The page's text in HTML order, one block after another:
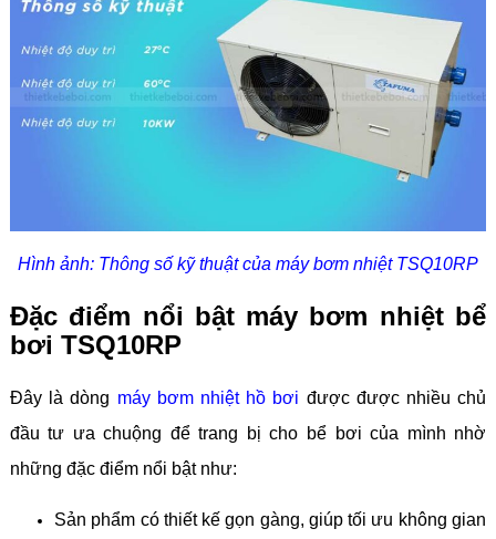
Hình ảnh: Thông số kỹ thuật của máy bơm nhiệt TSQ10RP
Đặc điểm nổi bật máy bơm nhiệt bể
bơi TSQ10RP
Đây là dòng máy bơm nhiệt hồ bơi được được nhiều chủ
đầu tư ưa chuộng để trang bị cho bể bơi của mình nhờ
những đặc điểm nổi bật như:
Sản phẩm có thiết kế gọn gàng, giúp tối ưu không gian